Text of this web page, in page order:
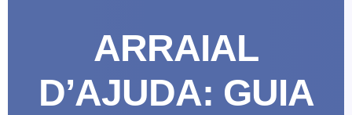
ARRAIAL
D’AJUDA: GUIA